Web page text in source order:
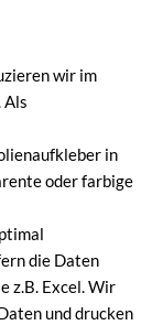
wir im
Als
in
oder farbige
die Daten
z.B. Excel. Wir
und drucken